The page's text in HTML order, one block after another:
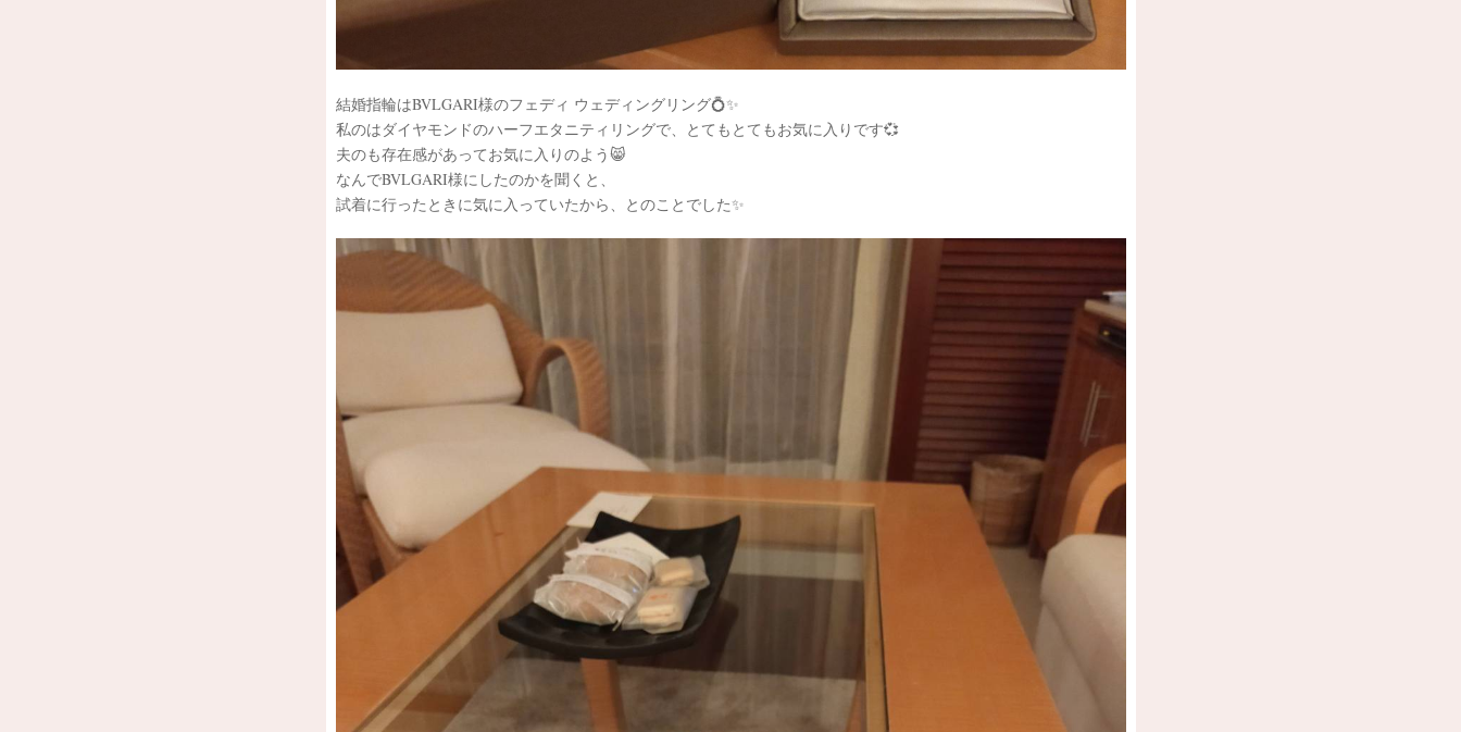
結婚指輪はBVLGARI様のフェディ ウェディングリング💍✨
私のはダイヤモンドのハーフエタニティリングで、とてもとてもお気に入りです💞
夫のも存在感があってお気に入りのよう😸
なんでBVLGARI様にしたのかを聞くと、
試着に行ったときに気に入っていたから、とのことでした✨